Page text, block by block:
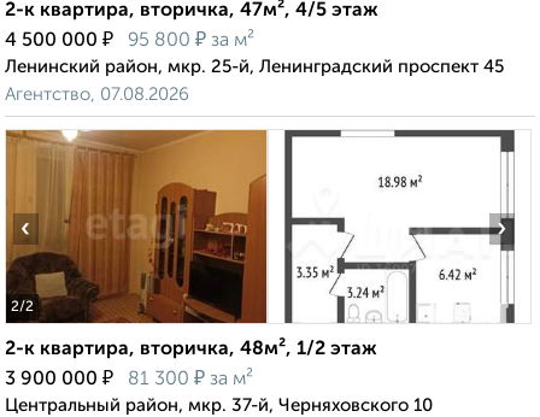
2-к квартира, вторичка, 47м², 4/5 этаж
4 500 000 ₽ 95 800 ₽ за м²
Ленинский район, мкр. 25-й, Ленинградский проспект 45
Агентство, 07.08.2026
2/2
‹ ›
2-к квартира, вторичка, 48м², 1/2 этаж
3 900 000 ₽ 81 300 ₽ за м²
Центральный район, мкр. 37-й, Черняховского 10